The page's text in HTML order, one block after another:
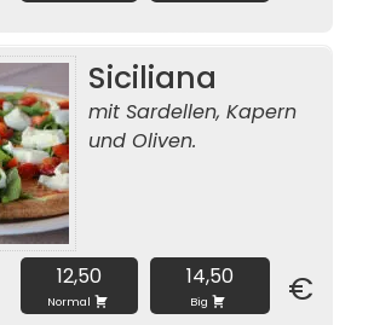
Siciliana
12,50
Normal
14,50
Big €
mit Sardellen, Kapern
und Oliven.